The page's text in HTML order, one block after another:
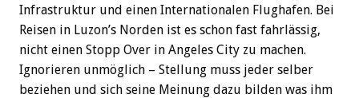
Infrastruktur und einen Internationalen Flughafen. Bei
Reisen in Luzon’s Norden ist es schon fast fahrlässig,
nicht einen Stopp Over in Angeles City zu machen.
Ignorieren unmöglich – Stellung muss jeder selber
beziehen und sich seine Meinung dazu bilden was ihm